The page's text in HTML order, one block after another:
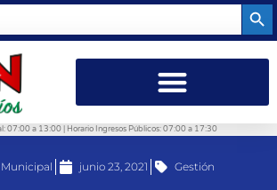
07:00 a 13:00 | Horario Ingresos Públicos: 07:00 a 17:30
junio 23, 2021 Gestión